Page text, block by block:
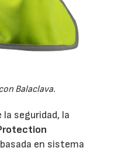
Balaclava.
seguridad, la
en sistema